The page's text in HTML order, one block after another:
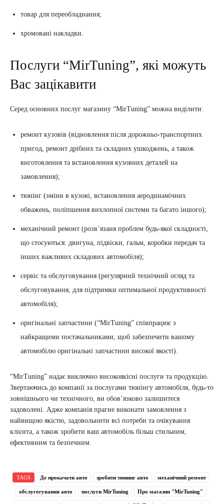
товар для переобладнання;
хромовані накладки.
Послуги “MirTuning”, які можуть
Вас зацікавити
Серед основних послуг магазину “MirTuning” можна виділити:
ремонт кузовів (відновлення після дорожньо-транспортних
пригод, ремонт дрібних та складних ушкоджень, а також
виготовлення та встановлення кузовних деталей на
замовлення);
тюнінг (зміни в кузові, встановлення аеродинамічних
обважень, поліпшення вихлопної системи та багато іншого);
механічний ремонт (розвʼязаня проблем будь-якої складності,
що стосуються: двигуна, підвіски, гальм, коробки передач та
інших важливих складових автомобіля);
сервіс та обслуговування (регулярний технічний огляд та
обслуговування, для підтримки оптимальної продуктивності
автомобіля);
оригінальні запчастини (“MirTuning” співпрацює з
найкращими постачальниками, щоб забезпечити вашому
автомобілю оригінальні запчастини високої якості).
“MirTuning” надає виключно високоякісні послуги та продукцію.
Звертаючись до компанії за послугами тюнінгу автомобіля, будь-то
зовнішнього чи технічного, ви обов’язково залишитеся
задоволені. Адже компанія прагне виконати замовлення з
найвищою якістю, задовольнити всі потреби та очікування
клієнта, а також зробити ваш автомобіль більш стильним,
ефективним та безпечним.
TAGS Де прокачати авто зробити тюнинг авто механічний ремонт
обслугогування авто послуги MirTuning Про магазин "MirTuning"